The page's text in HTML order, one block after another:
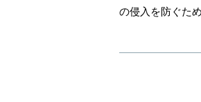
の侵入を防ぐた